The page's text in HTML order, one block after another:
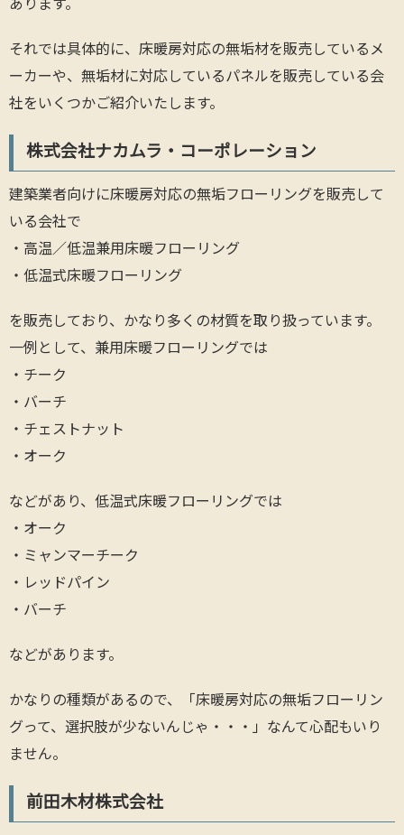
あります。
それでは具体的に、床暖房対応の無垢材を販売しているメ
ーカーや、無垢材に対応しているパネルを販売している会
社をいくつかご紹介いたします。
株式会社ナカムラ・コーポレーション
建築業者向けに床暖房対応の無垢フローリングを販売して
いる会社で
・高温／低温兼用床暖フローリング
・低温式床暖フローリング
を販売しており、かなり多くの材質を取り扱っています。
一例として、兼用床暖フローリングでは
・チーク
・バーチ
・チェストナット
・オーク
などがあり、低温式床暖フローリングでは
・オーク
・ミャンマーチーク
・レッドパイン
・バーチ
などがあります。
かなりの種類があるので、「床暖房対応の無垢フローリン
グって、選択肢が少ないんじゃ・・・」なんて心配もいり
ません。
前田木材株式会社